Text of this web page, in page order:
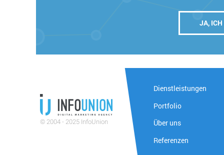
© 2004 - 2025 InfoUnion
Dienstleistungen
Portfolio
Über uns
Referenzen